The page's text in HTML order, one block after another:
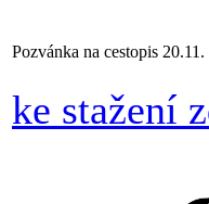
Pozvánka na cestopis 20.11.
ke stažení